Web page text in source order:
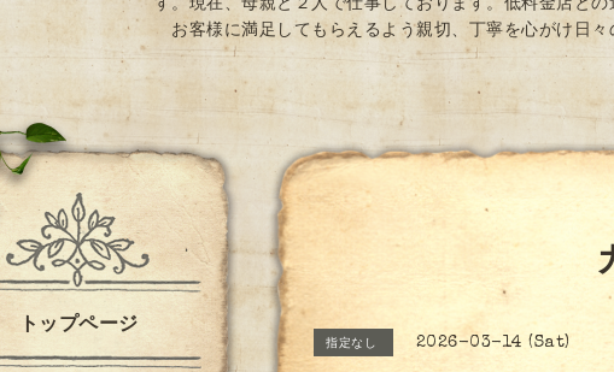
す。現在、母親と２人で仕事しております。低料金店と
お客様に満足してもらえるよう親切、丁寧を心がけ日々
指定なし 2026-03-14 (Sat)
トップページ